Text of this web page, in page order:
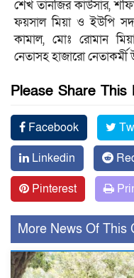
শেখ তানজির কাউসার,
ফয়সাল মিয়া ও ইউপি
কামাল, মোঃ রোমান
নেতাসহ হাজারো নেতাকর্মী
Please Share
Facebook
Linkedin
Pinterest
More News Of This